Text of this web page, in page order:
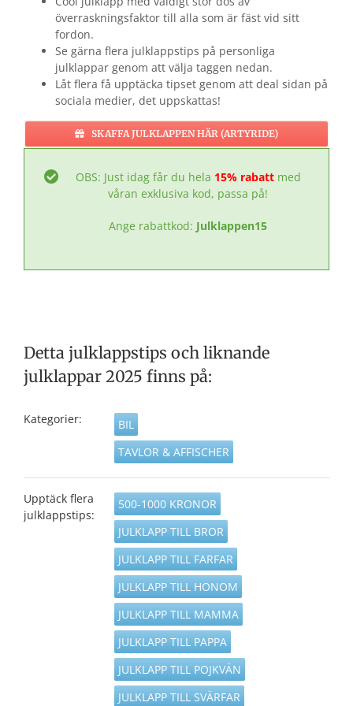
överraskningsfaktor till alla som är fäst vid sitt
fordon.
Se gärna flera julklappstips på personliga
julklappar genom att välja taggen nedan.
Låt flera få upptäcka tipset genom att deal sidan på
sociala medier, det uppskattas!
SKAFFA JULKLAPPEN HÄR (ARTYRIDE)
OBS: Just idag får du hela 15% rabattmed
våran exklusiva kod, passa på!
Ange rabattkod: Julklappen15
Detta julklappstips och liknande
julklappar 2025 finns på:
Kategorier:
BIL
TAVLOR & AFFISCHER
Upptäck flera
julklappstips:
500-1000 KRONOR
JULKLAPP TILL BROR
JULKLAPP TILL FARFAR
JULKLAPP TILL HONOM
JULKLAPP TILL MAMMA
JULKLAPP TILL PAPPA
JULKLAPP TILL POJKVÄN
JULKLAPP TILL SVÄRFAR